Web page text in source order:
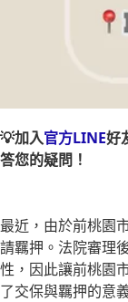
💡加入官方LINE好
答您的疑問！
最近，由於前桃園
請羈押。法院審理
性，因此讓前桃園
了交保與羈押的意